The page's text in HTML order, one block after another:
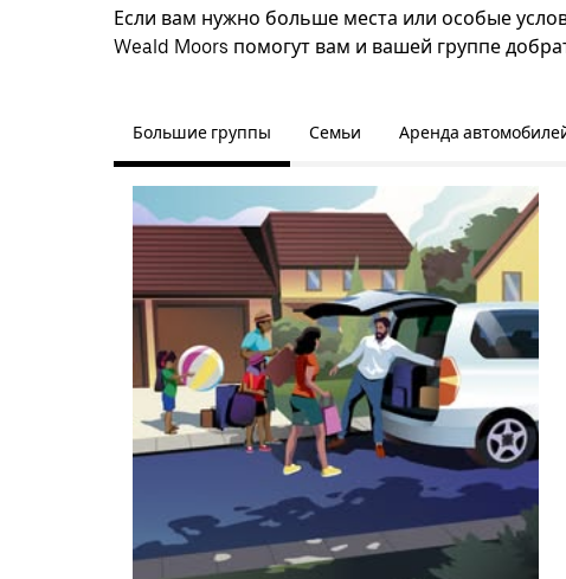
Если вам нужно больше места или особые
Weald Moors помогут вам и вашей группе
Большие группы Семьи Аренда